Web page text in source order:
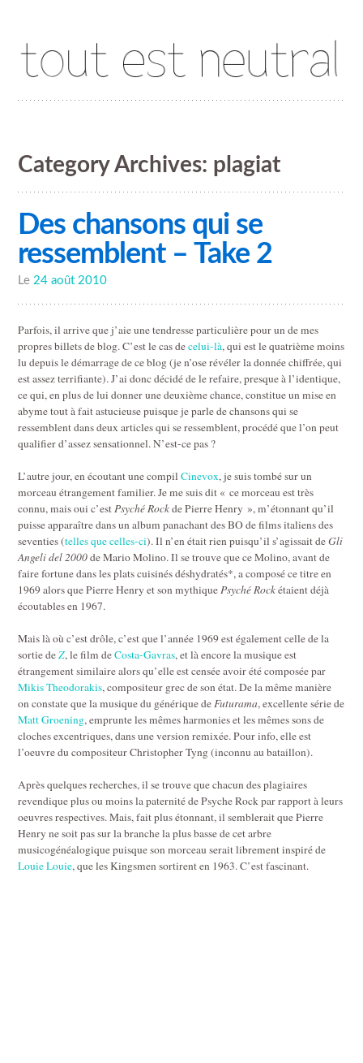
Category Archives: plagiat
Des chansons qui se
ressemblent – Take 2
Le 24 août 2010
Parfois, il arrive que j’aie une tendresse particulière pour un de mes
propres billets de blog. C’est le cas decelui-là, qui est le quatrième moins
lu depuis le démarrage de ce blog (je n’ose révéler la donnée chiffrée, qui
est assez terrifiante). J’ai donc décidé de le refaire, presque à l’identique,
ce qui, en plus de lui donner une deuxième chance, constitue un mise en
abyme tout à fait astucieuse puisque je parle de chansons qui se
ressemblent dans deux articles qui se ressemblent, procédé que l’on peut
qualifier d’assez sensationnel. N’est-ce pas ?
L’autre jour, en écoutant une compilCinevox, je suis tombé sur un
morceau étrangement familier. Je me suis dit « ce morceau est très
connu, mais oui c’estPsyché Rockde Pierre Henry », m’étonnant qu’il
puisse apparaître dans un album panachant des BO de films italiens des
seventies (telles que celles-ci). Il n’en était rien puisqu’il s’agissait deGli
Angeli del 2000de Mario Molino. Il se trouve que ce Molino, avant de
faire fortune dans les plats cuisinés déshydratés*, a composé ce titre en
1969 alors que Pierre Henry et son mythiquePsyché Rockétaient déjà
écoutables en 1967.
Mais là où c’est drôle, c’est que l’année 1969 est également celle de la
sortie deZ, le film deCosta-Gavras, et là encore la musique est
étrangement similaire alors qu’elle est censée avoir été composée par
Mikis Theodorakis, compositeur grec de son état. De la même manière
on constate que la musique du générique deFuturama, excellente série de
Matt Groening, emprunte les mêmes harmonies et les mêmes sons de
cloches excentriques, dans une version remixée. Pour info, elle est
l’oeuvre du compositeur Christopher Tyng (inconnu au bataillon).
Après quelques recherches, il se trouve que chacun des plagiaires
revendique plus ou moins la paternité de Psyche Rock par rapport à leurs
oeuvres respectives. Mais, fait plus étonnant, il semblerait que Pierre
Henry ne soit pas sur la branche la plus basse de cet arbre
musicogénéalogique puisque son morceau serait librement inspiré de
Louie Louie, que les Kingsmen sortirent en 1963. C’est fascinant.